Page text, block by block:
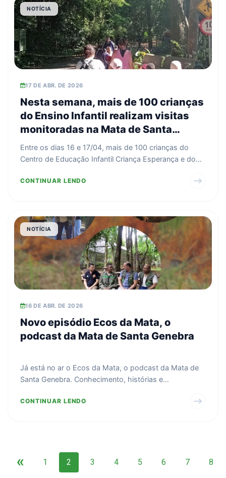
NOTÍCIA
17 DE ABR. DE 2026
Nesta semana, mais de 100 crianças
do Ensino Infantil realizam visitas
monitoradas na Mata de Santa
Genebra
Entre os dias 16 e 17/04, mais de 100 crianças do
Centro de Educação Infantil Criança Esperança e do
CONTINUAR LENDO
NOTÍCIA
16 DE ABR. DE 2026
Novo episódio Ecos da Mata, o
podcast da Mata de Santa Genebra
Já está no ar o Ecos da Mata, o podcast da Mata de
Santa Genebra. Conhecimento, histórias e
CONTINUAR LENDO
« 1 2 3 4 5 6 7 8